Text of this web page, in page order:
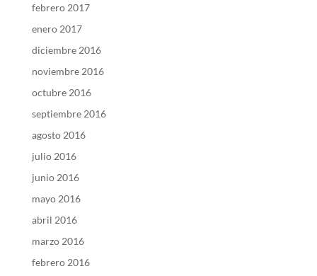
febrero 2017
enero 2017
diciembre 2016
noviembre 2016
octubre 2016
septiembre 2016
agosto 2016
julio 2016
junio 2016
mayo 2016
abril 2016
marzo 2016
febrero 2016